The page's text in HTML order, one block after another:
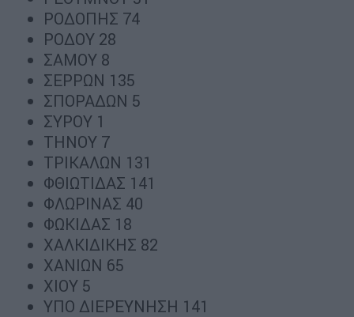
ΡΟΔΟΠΗΣ 74
ΡΟΔΟΥ 28
ΣΑΜΟΥ 8
ΣΕΡΡΩΝ 135
ΣΠΟΡΑΔΩΝ 5
ΣΥΡΟΥ 1
ΤΗΝΟΥ 7
ΤΡΙΚΑΛΩΝ 131
ΦΘΙΩΤΙΔΑΣ 141
ΦΛΩΡΙΝΑΣ 40
ΦΩΚΙΔΑΣ 18
ΧΑΛΚΙΔΙΚΗΣ 82
ΧΑΝΙΩΝ 65
ΧΙΟΥ 5
ΥΠΟ ΔΙΕΡΕΥΝΗΣΗ 141